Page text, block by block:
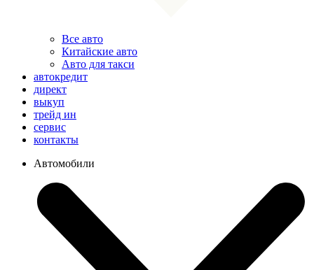
Все авто
Китайские авто
Авто для такси
автокредит
директ
выкуп
трейд ин
сервис
контакты
Автомобили